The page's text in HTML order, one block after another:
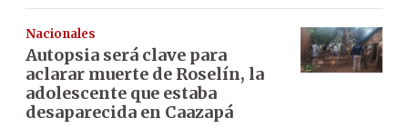
Nacionales
Autopsia será clave para
aclarar muerte de Roselín, la
adolescente que estaba
desaparecida en Caazapá